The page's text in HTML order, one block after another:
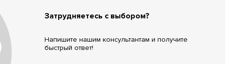
Затрудняетесь с выбором?
Напишите нашим консультантам и получите
быстрый ответ!